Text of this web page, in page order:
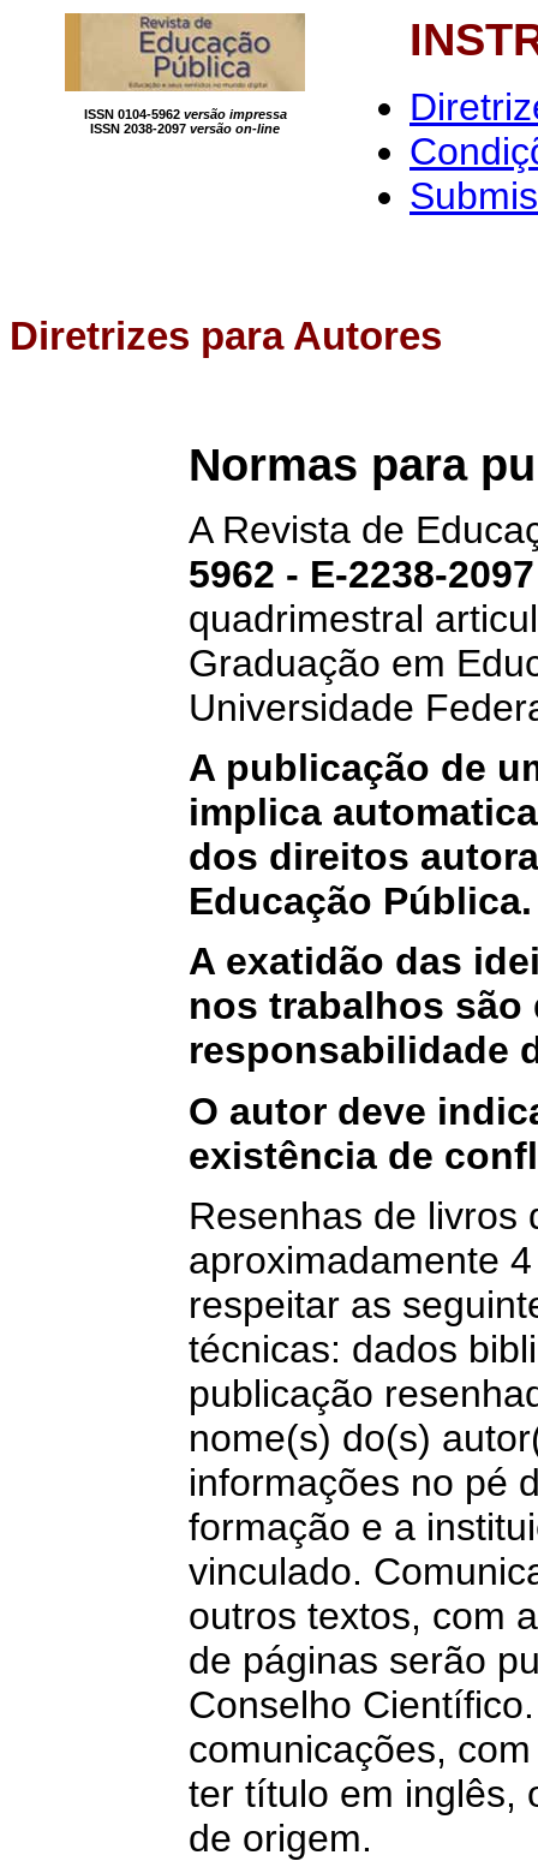
ISSN 0104-5962versão impressa
ISSN 2038-2097 versão on-line
Diretrizes para Autores
Normas para
A Revista de
5962 - E-2238-2097
quadrimestral
Graduação em
Universidade
A publicação de
implica
dos direitos
Educação Pública.
A exatidão das
nos trabalhos são
responsabilidade
O autor deve
existência de
Resenhas de livros
aproximadamente
respeitar as
técnicas: dados
publicação
nome(s) do(s)
informações no pé
formação e a
vinculado.
outros textos, com
de páginas serão
Conselho
comunicações,
ter título em inglês,
de origem.